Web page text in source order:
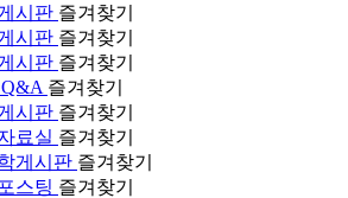
시판 즐겨찾기
시판 즐겨찾기
시판 즐겨찾기
즐겨찾기
시판 즐겨찾기
료실 즐겨찾기
게시판 즐겨찾기
스팅 즐겨찾기